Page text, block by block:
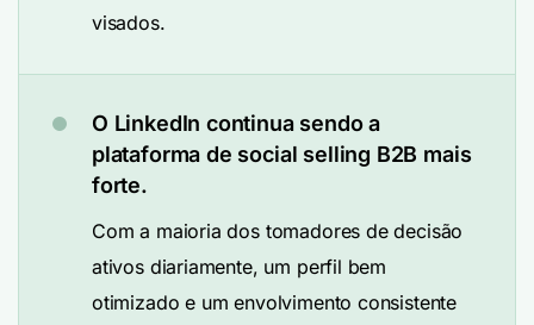
visados.
O LinkedIn continua sendo a
plataforma de social selling B2B mais
forte.
Com a maioria dos tomadores de decisão
ativos diariamente, um perfil bem
otimizado e um envolvimento consistente